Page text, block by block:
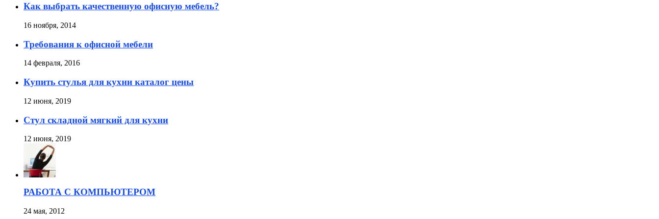
Как выбрать качественную офисную мебель?
16 ноября, 2014
Требования к офисной мебели
14 февраля, 2016
Купить стулья для кухни каталог цены
12 июня, 2019
Стул складной мягкий для кухни
12 июня, 2019
РАБОТА С КОМПЬЮТЕРОМ
24 мая, 2012